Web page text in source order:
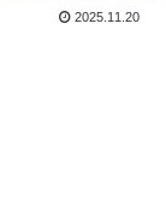
2025.11.20